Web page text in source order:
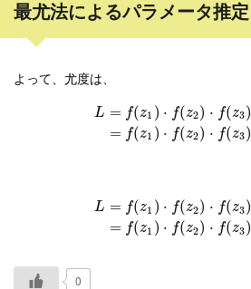
最尤法によるパラメータ推定
よって、尤度は、
L =
=
f(z1 ) ⋅ f(z2) ⋅ f(z3)
f(z1 ) ⋅ f(z2) ⋅ f(z3)
L =
=
f(z1 ) ⋅ f(z2) ⋅ f(z3)
f(z1 ) ⋅ f(z2) ⋅ f(z3)
0